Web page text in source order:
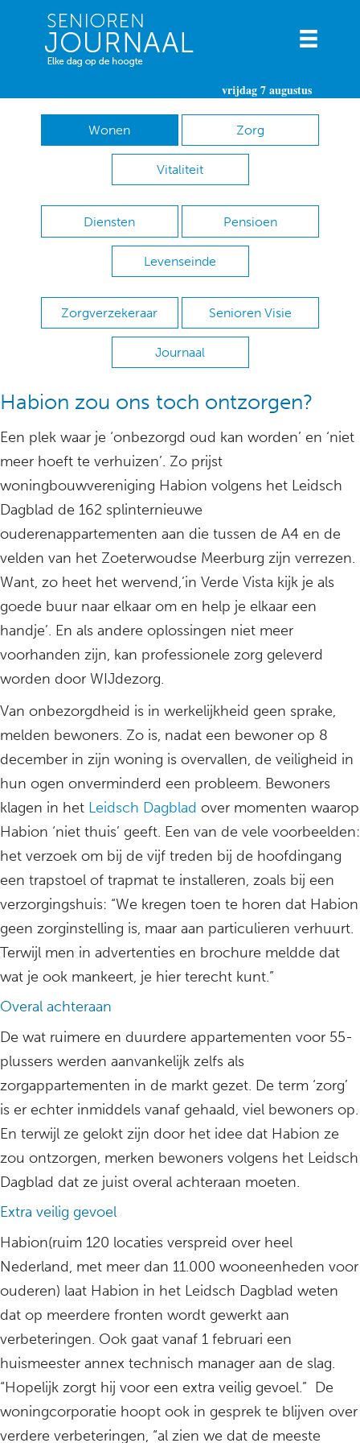
vrijdag 7 augustus
Wonen Zorg
Vitaliteit
Diensten Pensioen
Levenseinde
Zorgverzekeraar Senioren Visie
Journaal
Habion zou ons toch ontzorgen?
Een plek waar je ‘onbezorgd oud kan worden’ en ‘niet
meer hoeft te verhuizen’. Zo prijst
woningbouwvereniging Habion volgens het Leidsch
Dagblad de 162 splinternieuwe
ouderenappartementen aan die tussen de A4 en de
velden van het Zoeterwoudse Meerburg zijn verrezen.
Want, zo heet het wervend,’in Verde Vista kijk je als
goede buur naar elkaar om en help je elkaar een
handje’. En als andere oplossingen niet meer
voorhanden zijn, kan professionele zorg geleverd
worden door WIJdezorg.
Van onbezorgdheid is in werkelijkheid geen sprake,
melden bewoners. Zo is, nadat een bewoner op 8
december in zijn woning is overvallen, de veiligheid in
hun ogen onverminderd een probleem. Bewoners
klagen in het Leidsch Dagblad over momenten waarop
Habion ‘niet thuis’ geeft. Een van de vele voorbeelden:
het verzoek om bij de vijf treden bij de hoofdingang
een trapstoel of trapmat te installeren, zoals bij een
verzorgingshuis: “We kregen toen te horen dat Habion
geen zorginstelling is, maar aan particulieren verhuurt.
Terwijl men in advertenties en brochure meldde dat
wat je ook mankeert, je hier terecht kunt.”
Overal achteraan
De wat ruimere en duurdere appartementen voor 55-
plussers werden aanvankelijk zelfs als
zorgappartementen in de markt gezet. De term ‘zorg’
is er echter inmiddels vanaf gehaald, viel bewoners op.
En terwijl ze gelokt zijn door het idee dat Habion ze
zou ontzorgen, merken bewoners volgens het Leidsch
Dagblad dat ze juist overal achteraan moeten.
Extra veilig gevoel
Habion(ruim 120 locaties verspreid over heel
Nederland, met meer dan 11.000 wooneenheden voor
ouderen) laat Habion in het Leidsch Dagblad weten
dat op meerdere fronten wordt gewerkt aan
verbeteringen. Ook gaat vanaf 1 februari een
huismeester annex technisch manager aan de slag.
“Hopelijk zorgt hij voor een extra veilig gevoel.” De
woningcorporatie hoopt ook in gesprek te blijven over
verdere verbeteringen, “al zien we dat de meeste